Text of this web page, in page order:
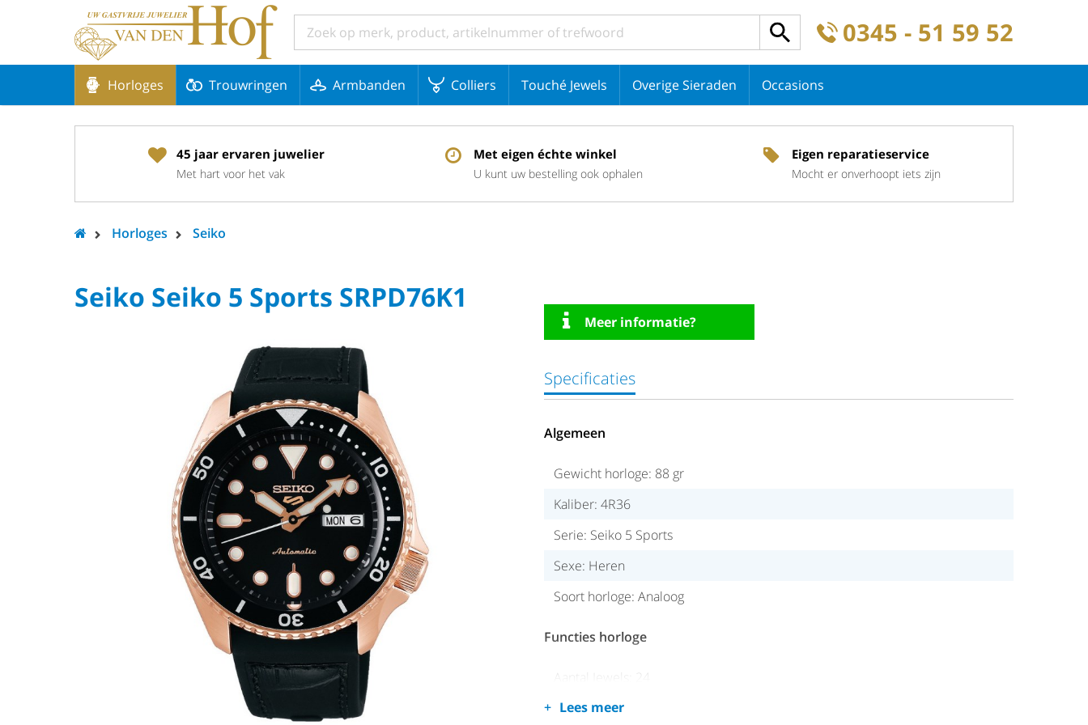
0345 - 51 59 52
Horloges Trouwringen Armbanden Colliers Touché Jewels Overige Sieraden Occasions
45 jaar ervaren juwelier
Met hart voor het vak
Met eigen échte winkel
U kunt uw bestelling ook ophalen
Eigen reparatieservice
Mocht er onverhoopt iets zijn
Horloges Seiko
Seiko Seiko 5 Sports SRPD76K1
Meer informatie?
Specificaties
Algemeen
Gewicht horloge: 88 gr
Kaliber: 4R36
Serie: Seiko 5 Sports
Sexe: Heren
Soort horloge: Analoog
Functies horloge
Datum/tijd: Dag/datum
Lees meer